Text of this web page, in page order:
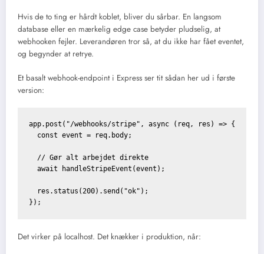
Hvis de to ting er hårdt koblet, bliver du sårbar. En langsom
database eller en mærkelig edge case betyder pludselig, at
webhooken fejler. Leverandøren tror så, at du ikke har fået eventet,
og begynder at retrye.
Et basalt webhook-endpoint i Express ser tit sådan her ud i første
version:
app.post("/webhooks/stripe", async (req, res) => {
  const event = req.body;
  // Gør alt arbejdet direkte
  await handleStripeEvent(event);
  res.status(200).send("ok");
Det virker på localhost. Det knækker i produktion, når: